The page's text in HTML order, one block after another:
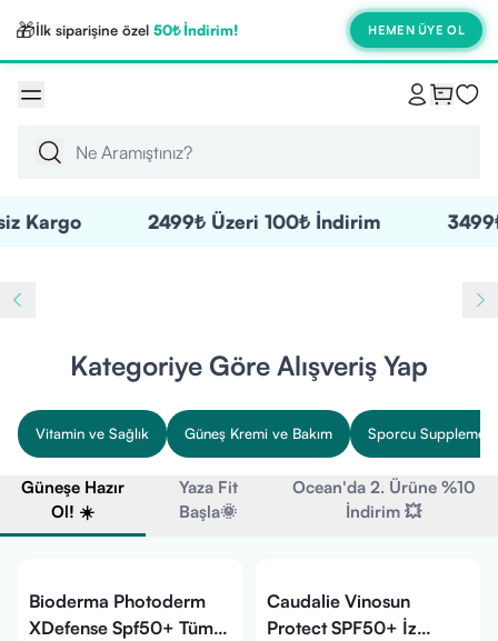
🎁İlk siparişine özel 50₺ İndirim! HEMEN ÜYE OL
Kargo 2499₺ Üzeri 100₺ İndirim
Kategoriye Göre Alışveriş Yap
Vitamin ve Sağlık Güneş Kremi ve Bakım Sporcu
Güneşe Hazır
Ol! ☀️
Yaza Fit
Başla🌞
Ocean'da 2. Ürüne %10
İndirim 💥
Bioderma Photoderm
XDefense Spf50+ Tüm
Caudalie Vinosun
Protect SPF50+ İz